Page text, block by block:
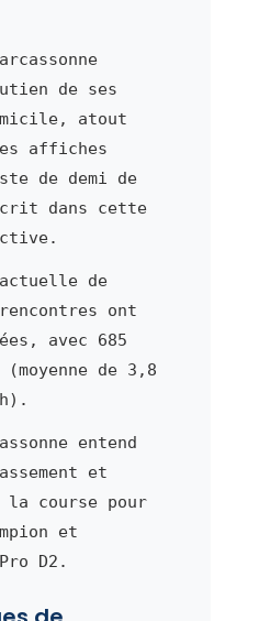
de ses
atout
affiches
de demi de
dans cette
de
ont
avec 685
de 3,8
entend
et
course pour
et
D2.